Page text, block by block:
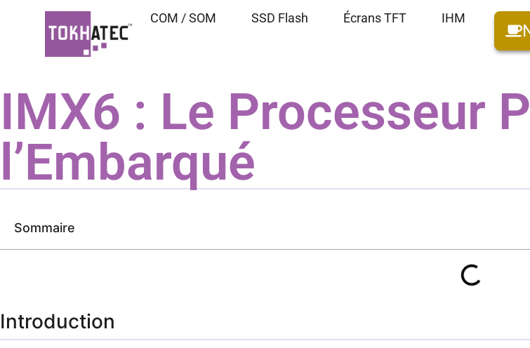
COM / SOM SSD Flash Écrans TFT IHM
IMX6 : Le Processeur
l’Embarqué
Sommaire
Introduction